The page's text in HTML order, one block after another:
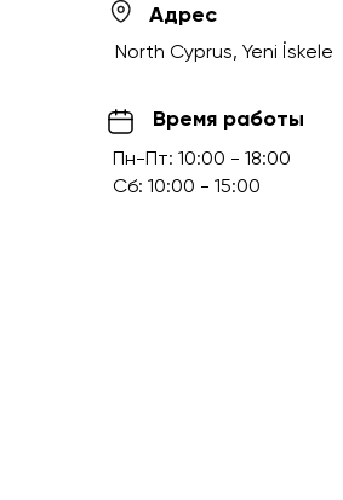
Пн-Пт: 10:00 - 18:00
Сб: 10:00 - 15:00
Время работы
Адрес
North Cyprus, Yeni İskele